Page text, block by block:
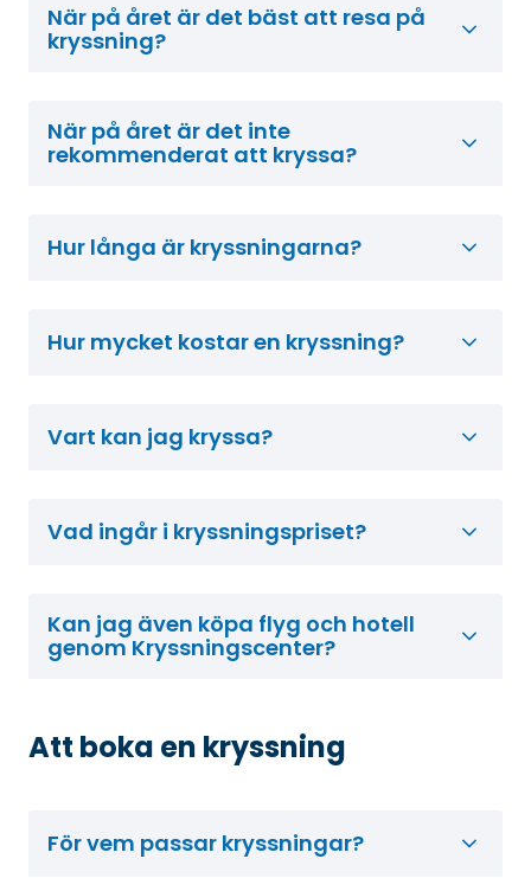
När på året är det bäst att resa på
kryssning?
När på året är det inte
rekommenderat att kryssa?
Hur långa är kryssningarna?
Hur mycket kostar en kryssning?
Vart kan jag kryssa?
Vad ingår i kryssningspriset?
Kan jag även köpa flyg och hotell
genom Kryssningscenter?
Att boka en kryssning
För vem passar kryssningar?